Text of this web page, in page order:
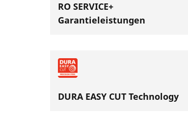
RO SERVICE+
Garantieleistungen
DURA EASY CUT Technology